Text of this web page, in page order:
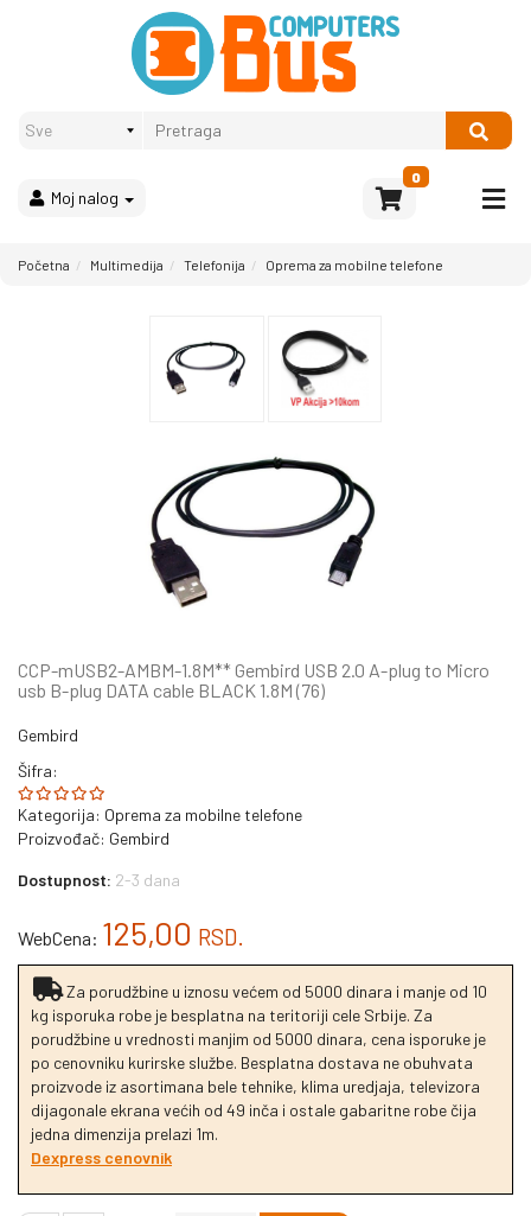
Moj nalog
0
Računari
Bela
Početna Multimedija Telefonija Oprema za mobilne telefone
CCP-mUSB2-AMBM-1.8M** Gembird USB 2.0 A-plug to Micro
usb B-plug DATA cable BLACK 1.8M (76)
Gembird
Šifra:
Kategorija: Oprema za mobilne telefone
Proizvođač: Gembird
Dostupnost: 2-3 dana
WebCena: 125,00 RSD.
Za porudžbine u iznosu većem od 5000 dinara i manje od 10
kg isporuka robe je besplatna na teritoriji cele Srbije. Za
porudžbine u vrednosti manjim od 5000 dinara, cena isporuke je
po cenovniku kurirske službe. Besplatna dostava ne obuhvata
proizvode iz asortimana bele tehnike, klima uredjaja, televizora
dijagonale ekrana većih od 49 inča i ostale gabaritne robe čija
jedna dimenzija prelazi 1m.
Dexpress cenovnik